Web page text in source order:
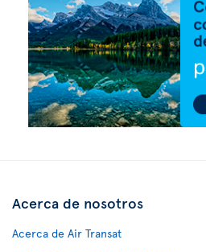
Acerca de nosotros
Acerca de Air Transat